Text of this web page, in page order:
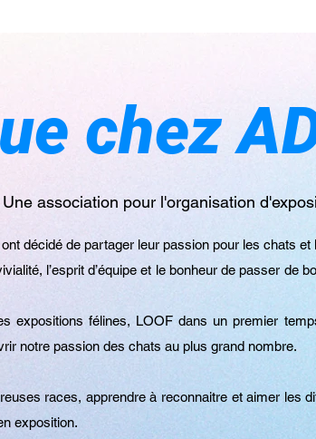
chez
Une association pour l'organisation
ont décidé de partager leur passion pour les chats
l’esprit d’équipe et le bonheur de passer de
expositions félines, LOOF dans un premier
notre passion des chats au plus grand nombre.
races, apprendre à reconnaitre et aimer les
exposition.